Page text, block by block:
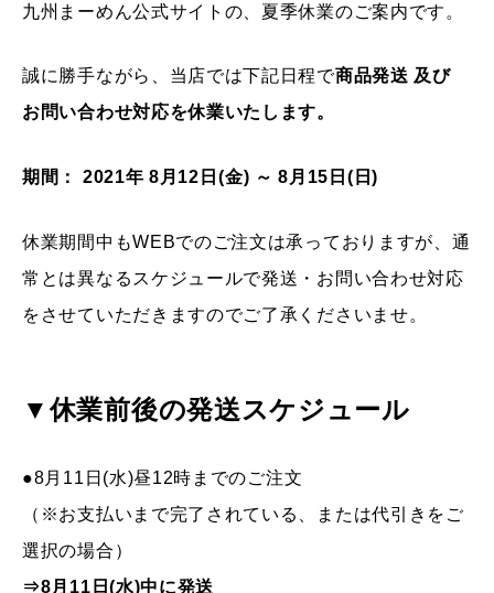
九州まーめん公式サイトの、夏季休業のご案内です。
誠に勝手ながら、当店では下記日程で商品発送 及び
お問い合わせ対応を休業いたします。
期間： 2021年 8月12日(金) ～ 8月15日(日)
休業期間中もWEBでのご注文は承っておりますが、通
常とは異なるスケジュールで発送・お問い合わせ対応
をさせていただきますのでご了承くださいませ。
▼休業前後の発送スケジュール
●8月11日(水)昼12時までのご注文
（※お支払いまで完了されている、または代引きをご
選択の場合）
⇒8月11日(水)中に発送